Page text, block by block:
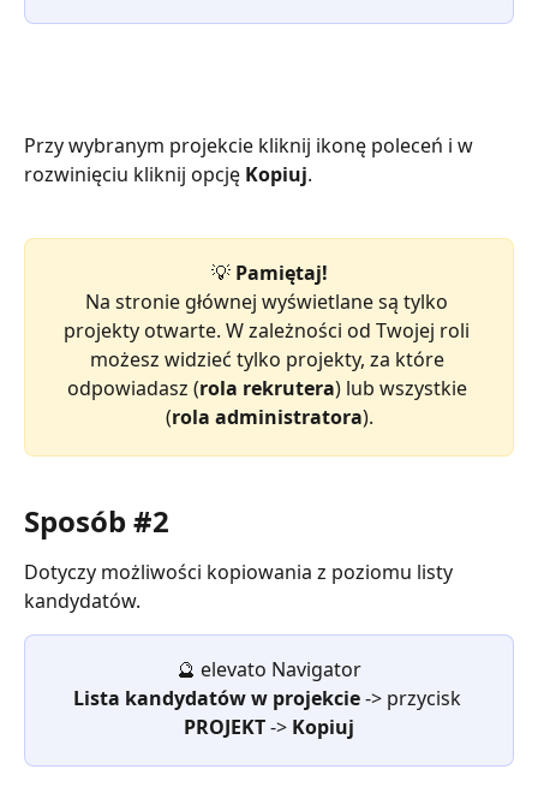
Przy wybranym projekcie kliknij ikonę poleceń i w
rozwinięciu kliknij opcję Kopiuj.
💡 Pamiętaj!
Na stronie głównej wyświetlane są tylko
projekty otwarte. W zależności od Twojej roli
możesz widzieć tylko projekty, za które
odpowiadasz (rola rekrutera) lub wszystkie
(rola administratora).
Sposób #2
Dotyczy możliwości kopiowania z poziomu listy
kandydatów.
🔮 elevato Navigator
Lista kandydatów w projekcie -> przycisk
PROJEKT -> Kopiuj